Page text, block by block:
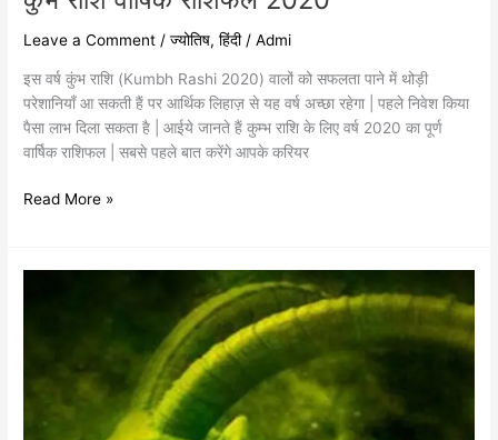
Leave a Comment /ज्योतिष,हिंदी/Admi
इस वर्ष कुंभ राशि (Kumbh Rashi 2020) वालों को सफलता पाने में थोड़ी
परेशानियाँ आ सकती हैं पर आर्थिक लिहाज़ से यह वर्ष अच्छा रहेगा | पहले निवेश किया
पैसा लाभ दिला सकता है | आईये जानते हैं कुम्भ राशि के लिए वर्ष 2020 का पूर्ण
वार्षिक राशिफल | सबसे पहले बात करेंगे आपके करियर
Read More »
2020